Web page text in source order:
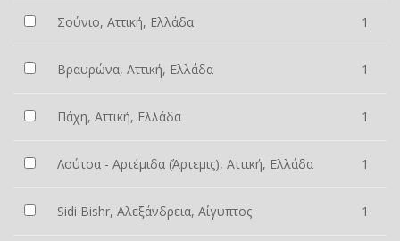
Σούνιο, Αττική, Ελλάδα 1
Βραυρώνα, Αττική, Ελλάδα 1
Πάχη, Αττική, Ελλάδα 1
Λούτσα - Αρτέμιδα (Άρτεμις), Αττική, Ελλάδα 1
Sidi Bishr, Αλεξάνδρεια, Αίγυπτος 1